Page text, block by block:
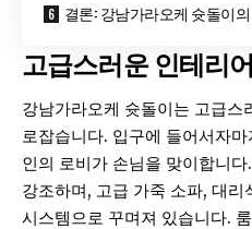
결론: 강남가라오케 슛돌이
고급스러운 인테리
강남가라오케 슛돌이는 고급스
로잡습니다. 입구에 들어서자
인의 로비가 손님을 맞이합니
강조하며, 고급 가죽 소파, 대
시스템으로 꾸며져 있습니다.